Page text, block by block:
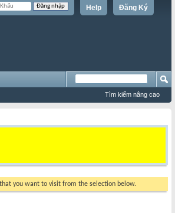
Đăng Ký
Help
Tìm kiếm nâng cao
you want to visit from the selection below.